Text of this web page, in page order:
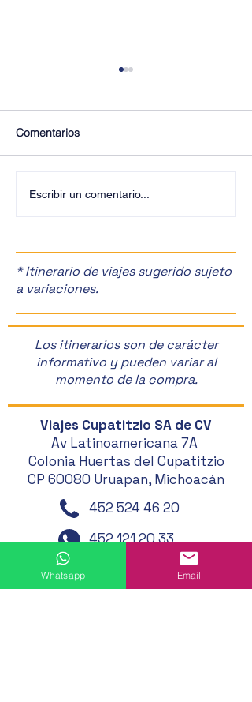
Comentarios
Escribir un comentario...
* Itinerario de viajes sugerido sujeto
a variaciones.
Los itinerarios son de carácter
informativo y pueden variar al
momento de la compra.
Viajes Cupatitzio SA de CV
Av Latinoamericana 7A
Colonia Huertas del Cupatitzio
CP 60080 Uruapan, Michoacán
452 524 46 20
452 121 20 33
452 195 01 62
Whatsapp Email